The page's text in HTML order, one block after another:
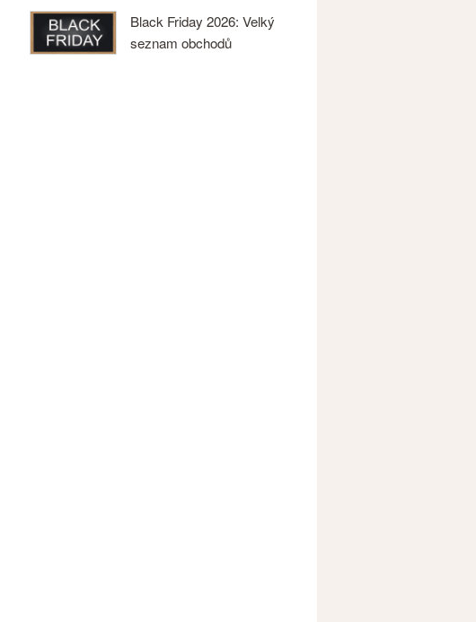
Black Friday 2026: Velký
seznam obchodů